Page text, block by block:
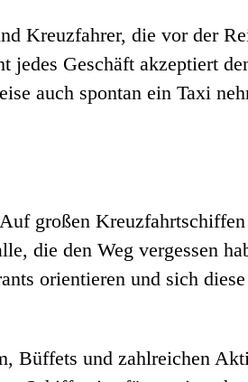
Kreuzfahrer, die vor der
jedes Geschäft akzeptiert
auch spontan ein Taxi
Auf großen
die den Weg vergessen
orientieren und sich
Büffets und zahlreichen